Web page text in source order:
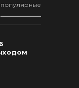
популярные